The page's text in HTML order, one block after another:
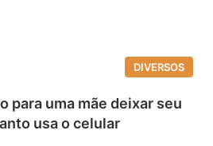
DIVERSOS
para uma mãe deixar seu
usa o celular